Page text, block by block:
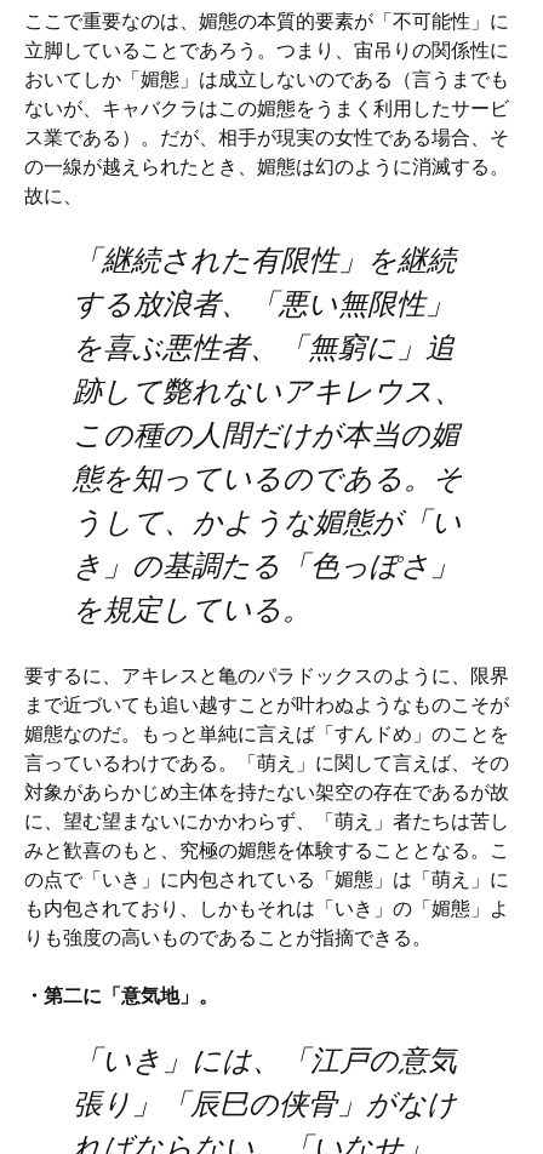
ここで重要なのは、媚態の本質的要素が「不可能性」に
立脚していることであろう。つまり、宙吊りの関係性に
おいてしか「媚態」は成立しないのである（言うまでも
ないが、キャバクラはこの媚態をうまく利用したサービ
ス業である）。だが、相手が現実の女性である場合、そ
の一線が越えられたとき、媚態は幻のように消滅する。
故に、
「継続された有限性」を継続
する放浪者、「悪い無限性」
を喜ぶ悪性者、「無窮に」追
跡して斃れないアキレウス、
この種の人間だけが本当の媚
態を知っているのである。そ
うして、かような媚態が「い
き」の基調たる「色っぽさ」
を規定している。
要するに、アキレスと亀のパラドックスのように、限界
まで近づいても追い越すことが叶わぬようなものこそが
媚態なのだ。もっと単純に言えば「すんドめ」のことを
言っているわけである。「萌え」に関して言えば、その
対象があらかじめ主体を持たない架空の存在であるが故
に、望む望まないにかかわらず、「萌え」者たちは苦し
みと歓喜のもと、究極の媚態を体験することとなる。こ
の点で「いき」に内包されている「媚態」は「萌え」に
も内包されており、しかもそれは「いき」の「媚態」よ
りも強度の高いものであることが指摘できる。
・第二に「意気地」。
「いき」には、「江戸の意気
張り」「辰巳の侠骨」がなけ